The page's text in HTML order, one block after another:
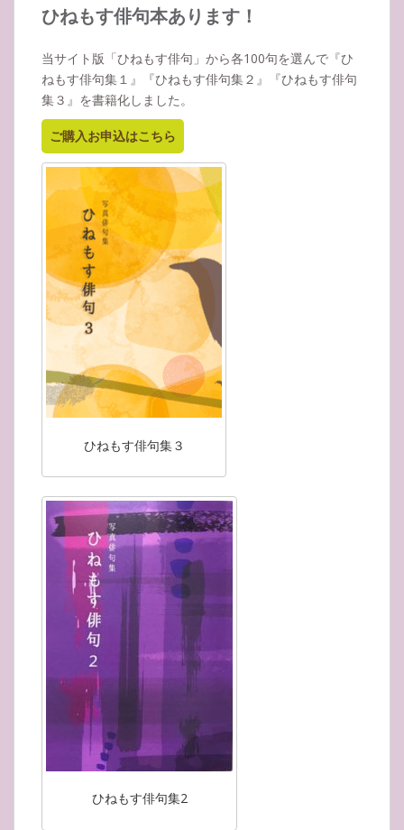
イ
ひねもす俳句本あります！
当サイト版「ひねもす俳句」から各100句を選んで『ひ
ねもす俳句集１』『ひねもす俳句集２』『ひねもす俳句
集３』を書籍化しました。
ご購入お申込はこちら
ひねもす俳句集３
ひねもす俳句集2